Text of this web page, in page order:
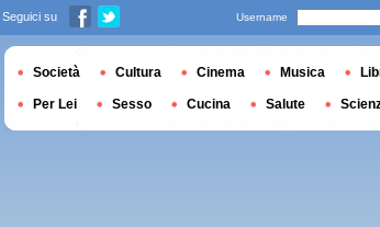
Seguici su Username
Società Cultura Cinema Musica
Per Lei Sesso Cucina Salute